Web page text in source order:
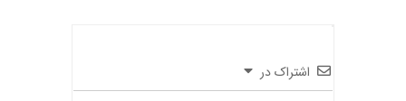
اشتراک در